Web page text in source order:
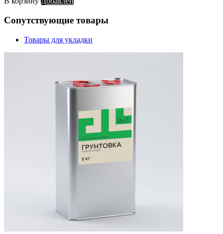
Сопутствующие товары
Товары для укладки